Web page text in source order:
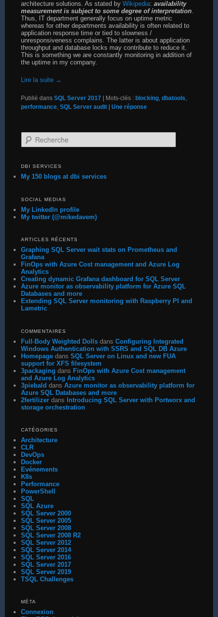
architecture solutions. As stated by Wikipedia: availability
measurement is subject to some degree of interpretation.
Thus, IT department generally focus on uptime metric
whereas for other departments availability is often related to
application response time or tied to slowness /
unresponsiveness complains. The latter is about application
throughput and database locks may contribute to reduce it.
This is something we are constantly monitoring in addition of
the uptime in my company.
Lire la suite →
Publié dans SQL Server 2017 | Mots-clés : blocking, dbatools,
performance, SQL Server audit | Uneréponse
Recherche
DBI SERVICES
My 150 blogs at dbi services
SOCIAL MEDIAS
My LinkedIn profile
My twitter (@mikedavem)
ARTICLES RÉCENTS
Graphing SQL Server wait stats on Prometheus and
Grafana
FinOps with Azure Cost management and Azure Log
Analytics
Creating dynamic Grafana dashboard for SQL Server
Azure monitor as observability platform for Azure SQL
Databases and more
Extending SQL Server monitoring with Raspberry PI and
Lametric
COMMENTAIRES
Full-Body Weighted Dollsdans Configuring Integrated
Windows Authentication with SSRS and SQL DB Azure
Homepagedans SQL Server on Linux and new FUA
support for XFS filesystem
3packaging dans FinOps with Azure Cost management
and Azure Log Analytics
3piebald dans Azure monitor as observability platform for
Azure SQL Databases and more
2fertilizerdans Introducing SQL Server with Portworx and
storage orchestration
CATÉGORIES
Architecture
CLR
DevOps
Docker
Evénements
K8s
Performance
PowerShell
SQL
SQL Azure
SQL Server 2000
SQL Server 2005
SQL Server 2008
SQL Server 2008 R2
SQL Server 2012
SQL Server 2014
SQL Server 2016
SQL Server 2017
SQL Server 2019
TSQL Challenges
MÉTA
Connexion